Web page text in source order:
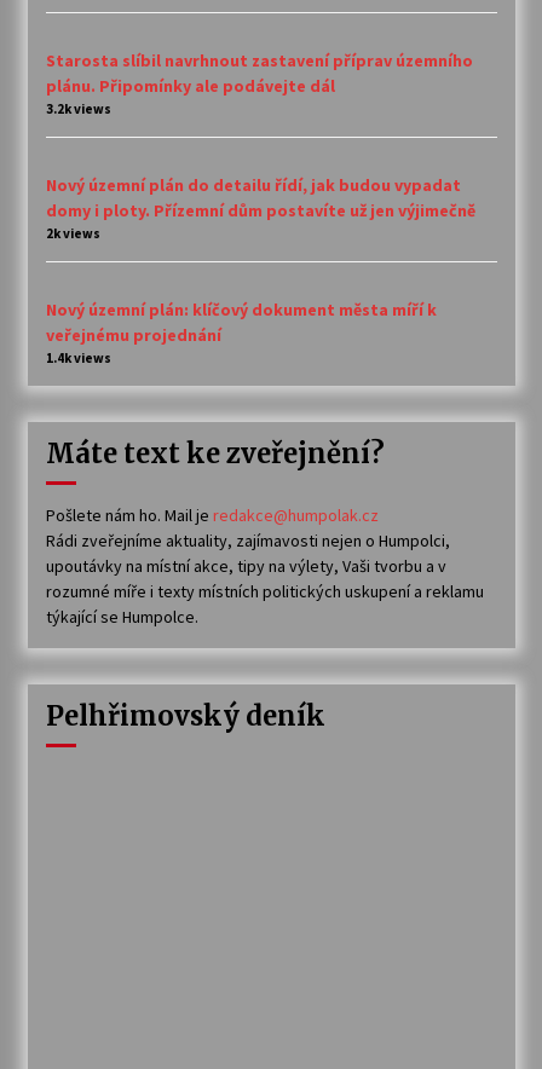
Starosta slíbil navrhnout zastavení příprav územního
plánu. Připomínky ale podávejte dál
3.2k views
Nový územní plán do detailu řídí, jak budou vypadat
domy i ploty. Přízemní dům postavíte už jen výjimečně
2k views
Nový územní plán: klíčový dokument města míří k
veřejnému projednání
1.4k views
Máte text ke zveřejnění?
Pošlete nám ho. Mail je redakce@humpolak.cz
Rádi zveřejníme aktuality, zajímavosti nejen o Humpolci,
upoutávky na místní akce, tipy na výlety, Vaši tvorbu a v
rozumné míře i texty místních politických uskupení a reklamu
týkající se Humpolce.
Pelhřimovský deník